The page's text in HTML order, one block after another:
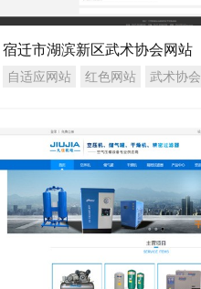
宿迁市湖滨新区武术协会网站
自适应网站 红色网站 武术协会